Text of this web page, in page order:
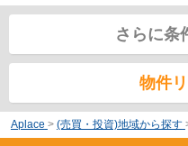
さらに条
物件
Aplace > (売買・投資)地域から探す